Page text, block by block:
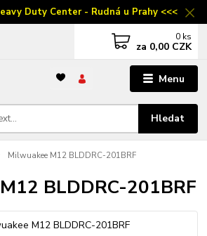
Duty Center - Rudná u Prahy <<<
Menu
Hledat
0 ks
za 0,00 CZK
Milwuakee M12 BLDDRC-201BRF
BLDDRC-201BRF